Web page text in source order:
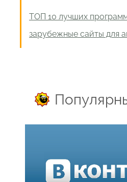
ТОП 10 лучших
зарубежные сайты для